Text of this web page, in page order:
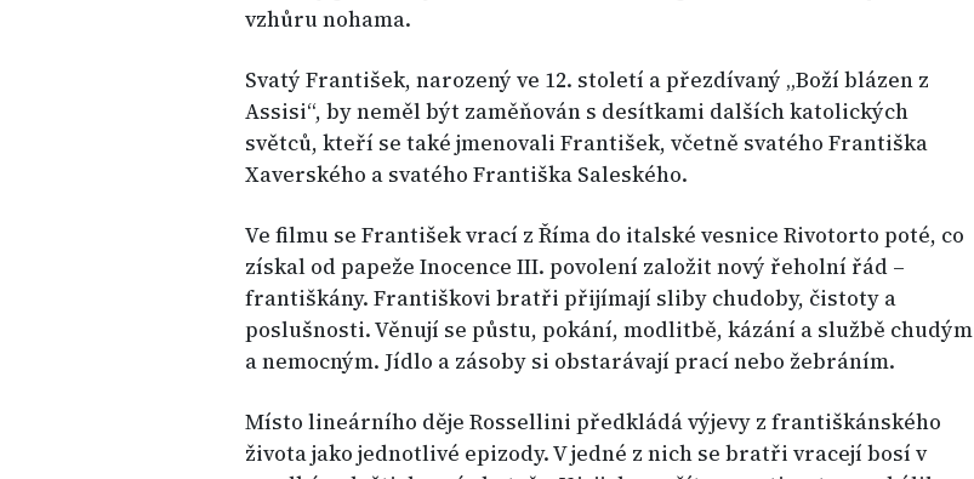
vzhůru nohama.
Svatý František, narozený ve 12. století a přezdívaný „Boží blázen z
Assisi“, by neměl být zaměňován s desítkami dalších katolických
světců, kteří se také jmenovali František, včetně svatého Františka
Xaverského a svatého Františka Saleského.
Ve filmu se František vrací z Říma do italské vesnice Rivotorto poté, co
získal od papeže Inocence III. povolení založit nový řeholní řád –
františkány. Františkovi bratři přijímají sliby chudoby, čistoty a
poslušnosti. Věnují se půstu, pokání, modlitbě, kázání a službě chudým
a nemocným. Jídlo a zásoby si obstarávají prací nebo žebráním.
Místo lineárního děje Rossellini předkládá výjevy z františkánského
života jako jednotlivé epizody. V jedné z nich se bratři vracejí bosí v